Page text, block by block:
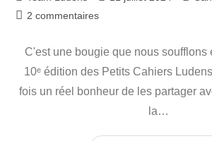
2 commentaires
C'est une bougie que nous soufflons
10ᵉ édition des Petits Cahiers
fois un réel bonheur de les partager
la…